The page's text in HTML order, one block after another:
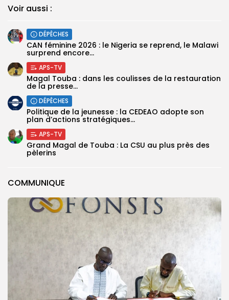
COMMUNIQUE
Voir aussi :
DÉPÊCHES
‎CAN féminine 2026 : le Nigeria se reprend, le Malawi
surprend encore...
APS-TV
Magal Touba : dans les coulisses de la restauration
de la presse...
DÉPÊCHES
Politique de la jeunesse : la CEDEAO adopte son
plan d’actions stratégiques...
APS-TV
Grand Magal de Touba : La CSU au plus près des
pèlerins